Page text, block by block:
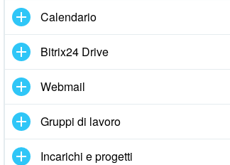
Calendario
Bitrix24 Drive
Webmail
Gruppi di lavoro
Incarichi e progetti